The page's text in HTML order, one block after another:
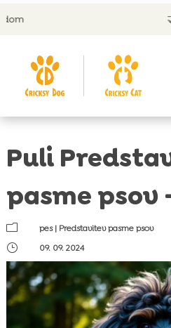
Lahko plačaš
Puli
pasme psov
m pes| Predstavitev pasme psov
}
09. 09. 2024